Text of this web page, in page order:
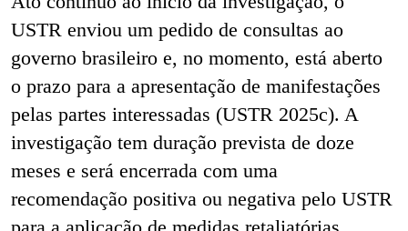
USTR enviou um pedido de consultas ao
governo brasileiro e, no momento, está aberto
o prazo para a apresentação de manifestações
pelas partes interessadas (USTR 2025c). A
investigação tem duração prevista de doze
meses e será encerrada com uma
recomendação positiva ou negativa pelo USTR